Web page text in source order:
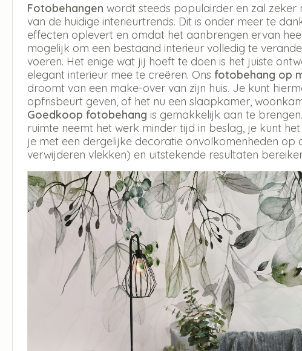
Fotobehangen wordt steeds populairder en zal
van de huidige interieurtrends. Dit is onder meer te
effecten oplevert en omdat het aanbrengen ervan
mogelijk om een bestaand interieur volledig te
voeren. Het enige wat jij hoeft te doen is het juiste
elegant interieur mee te creëren. Ons fotobehang op
droomt van een make-over van zijn huis. Je kunt
opfrisbeurt geven, of het nu een slaapkamer,
Goedkoop fotobehang is gemakkelijk aan te
ruimte neemt het werk minder tijd in beslag, je kunt
je met een dergelijke decoratie onvolkomenheden op
verwijderen vlekken) en uitstekende resultaten